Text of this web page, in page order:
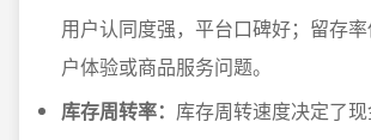
用户认同度强，平台口碑好；留存
户体验或商品服务问题。
库存周转率： 库存周转速度决定了